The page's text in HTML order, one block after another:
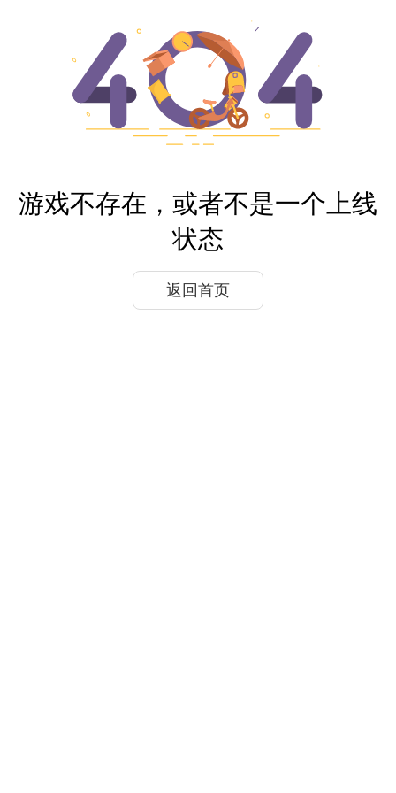
游戏不存在，或者不是一个上线
状态
返回首页